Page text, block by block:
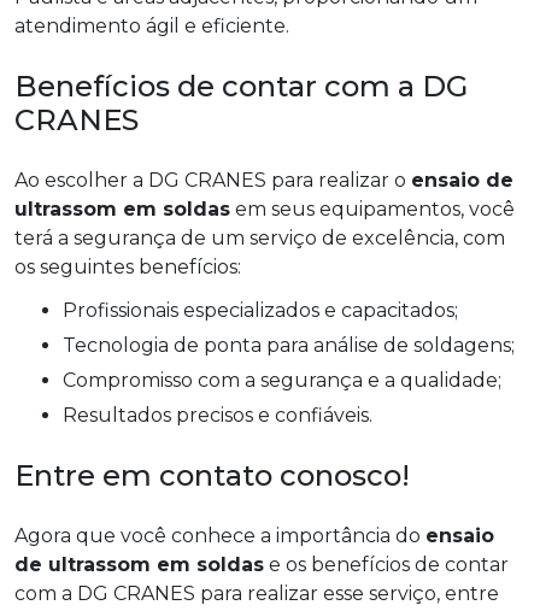
atendimento ágil e eficiente.
Benefícios de contar com a DG
CRANES
Ao escolher a DG CRANES para realizar o ensaio de
ultrassom em soldas em seus equipamentos, você
terá a segurança de um serviço de excelência, com
os seguintes benefícios:
Profissionais especializados e capacitados;
Tecnologia de ponta para análise de soldagens;
Compromisso com a segurança e a qualidade;
Resultados precisos e confiáveis.
Entre em contato conosco!
Agora que você conhece a importância do ensaio
de ultrassom em soldas e os benefícios de contar
com a DG CRANES para realizar esse serviço, entre